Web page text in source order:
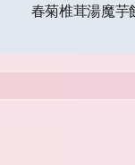
春菊椎茸湯魔